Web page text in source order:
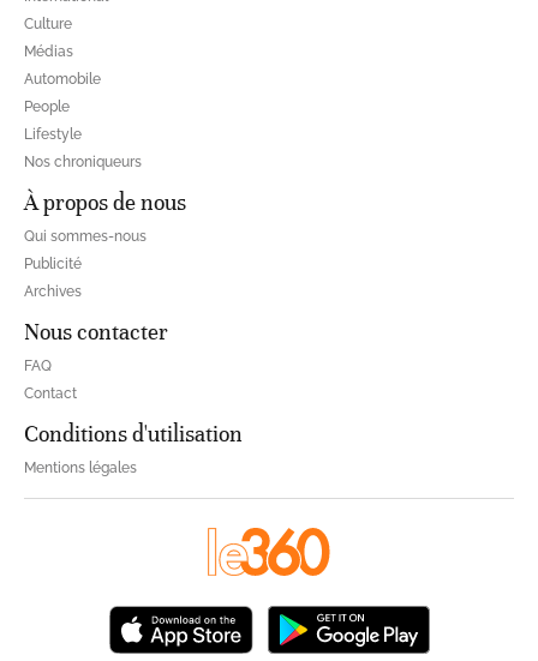
Culture
Médias
Automobile
People
Lifestyle
Nos chroniqueurs
À propos de nous
Qui sommes-nous
Publicité
Archives
Nous contacter
FAQ
Contact
Conditions d'utilisation
Mentions légales